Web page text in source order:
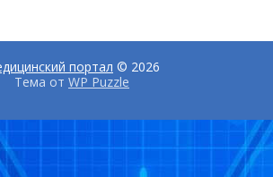
портал © 2026
Тема от WP Puzzle